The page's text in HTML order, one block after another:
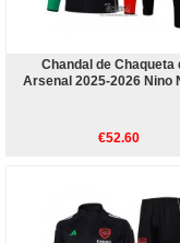
Chandal de Chaqueta
Arsenal 2025-2026 Nino
€52.60